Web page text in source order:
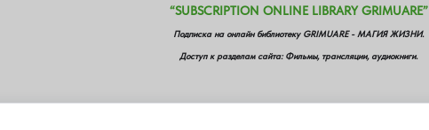
“SUBSCRIPTION ONLINE LIBRARY GRIMUARE”
Подписка на онлайн библиотеку GRIMUARE - МАГИЯ ЖИЗНИ.
Доступ к разделам сайта: Фильмы, трансляции, аудиокниги.